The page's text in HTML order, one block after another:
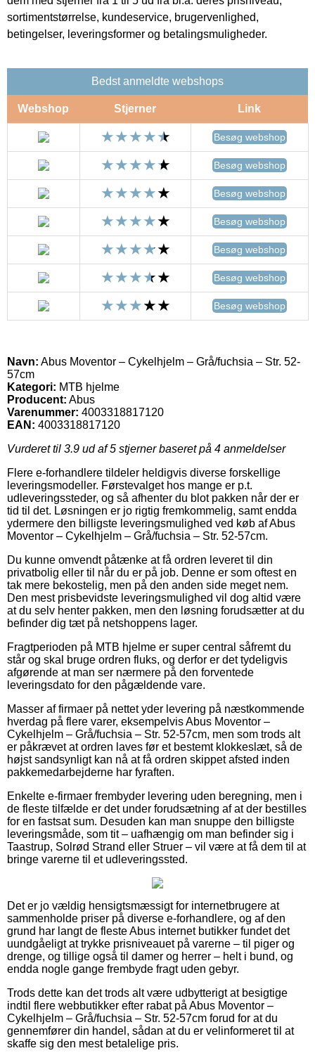
sortimentstørrelse, kundeservice, brugervenlighed,
betingelser, leveringsformer og betalingsmuligheder.
Bedst anmeldte webshops
Webshop Stjerner Link
Besøg webshop
Besøg webshop
Besøg webshop
Besøg webshop
Besøg webshop
Besøg webshop
Besøg webshop
Navn: Abus Moventor – Cykelhjelm – Grå/fuchsia – Str. 52-
57cm
Kategori: MTB hjelme
Producent: Abus
Varenummer: 4003318817120
EAN: 4003318817120
Vurderet til 3.9 ud af 5 stjerner baseret på 4 anmeldelser
Flere e-forhandlere tildeler heldigvis diverse forskellige
leveringsmodeller. Førstevalget hos mange er p.t.
udleveringssteder, og så afhenter du blot pakken når der er
tid til det. Løsningen er jo rigtig fremkommelig, samt endda
ydermere den billigste leveringsmulighed ved køb af Abus
Moventor – Cykelhjelm – Grå/fuchsia – Str. 52-57cm.
Du kunne omvendt påtænke at få ordren leveret til din
privatbolig eller til når du er på job. Denne er som oftest en
tak mere bekostelig, men på den anden side meget nem.
Den mest prisbevidste leveringsmulighed vil dog altid være
at du selv henter pakken, men den løsning forudsætter at du
befinder dig tæt på netshoppens lager.
Fragtperioden på MTB hjelme er super central såfremt du
står og skal bruge ordren fluks, og derfor er det tydeligvis
afgørende at man ser nærmere på den forventede
leveringsdato for den pågældende vare.
Masser af firmaer på nettet yder levering på næstkommende
hverdag på flere varer, eksempelvis Abus Moventor –
Cykelhjelm – Grå/fuchsia – Str. 52-57cm, men som trods alt
er påkrævet at ordren laves før et bestemt klokkeslæt, så de
højst sandsynligt kan nå at få ordren skippet afsted inden
pakkemedarbejderne har fyraften.
Enkelte e-firmaer frembyder levering uden beregning, men i
de fleste tilfælde er det under forudsætning af at der bestilles
for en fastsat sum. Desuden kan man snuppe den billigste
leveringsmåde, som tit – uafhængig om man befinder sig i
Taastrup, Solrød Strand eller Struer – vil være at få dem til at
bringe varerne til et udleveringssted.
Det er jo vældig hensigtsmæssigt for internetbrugere at
sammenholde priser på diverse e-forhandlere, og af den
grund har langt de fleste Abus internet butikker fundet det
uundgåeligt at trykke prisniveauet på varerne – til piger og
drenge, og tillige også til damer og herrer – helt i bund, og
endda nogle gange frembyde fragt uden gebyr.
Trods dette kan det trods alt være udbytterigt at besigtige
indtil flere webbutikker efter rabat på Abus Moventor –
Cykelhjelm – Grå/fuchsia – Str. 52-57cm forud for at du
gennemfører din handel, sådan at du er velinformeret til at
skaffe sig den mest betalelige pris.